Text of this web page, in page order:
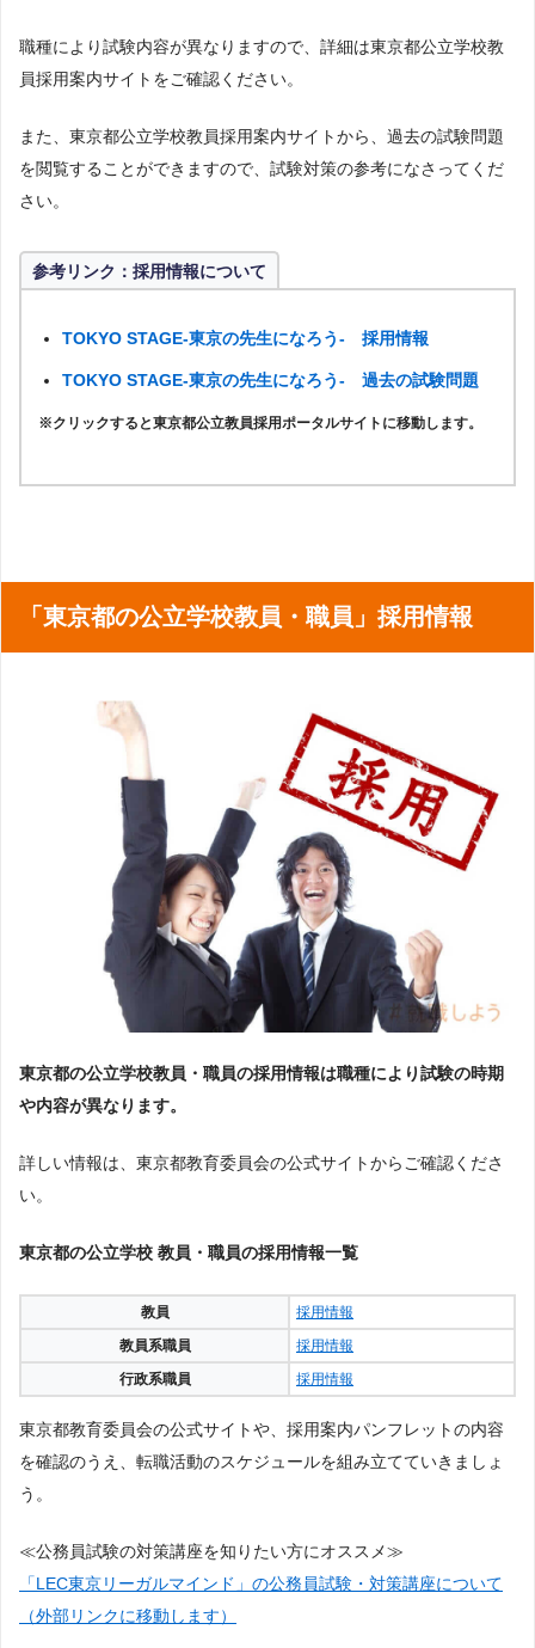
職種により試験内容が異なりますので、詳細は東京都公立学校教
員採用案内サイトをご確認ください。
また、東京都公立学校教員採用案内サイトから、過去の試験問題
を閲覧することができますので、試験対策の参考になさってくだ
さい。
参考リンク：採用情報について
TOKYO STAGE-東京の先生になろう- 採用情報
TOKYO STAGE-東京の先生になろう- 過去の試験問題
※クリックすると東京都公立教員採用ポータルサイトに移動します。
「東京都の公立学校教員・職員」採用情報
東京都の公立学校教員・職員の採用情報は職種により試験の時期
や内容が異なります。
詳しい情報は、東京都教育委員会の公式サイトからご確認くださ
い。
東京都の公立学校 教員・職員の採用情報一覧
教員
採用情報
教員系職員
採用情報
行政系職員
採用情報
東京都教育委員会の公式サイトや、採用案内パンフレットの内容
を確認のうえ、転職活動のスケジュールを組み立てていきましょ
う。
≪公務員試験の対策講座を知りたい方にオススメ≫
「LEC東京リーガルマインド」の公務員試験・対策講座について
（外部リンクに移動します）